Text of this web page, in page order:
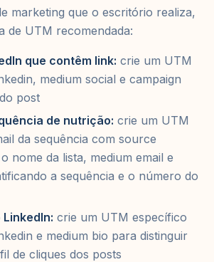
marketing que o escritório realiza,
de UTM recomendada:
que contêm link: crie um UTM
medium social e campaign
post
de nutrição: crie um UTM
da sequência com source
nome da lista, medium email e
a sequência e o número do
LinkedIn: crie um UTM específico
e medium bio para distinguir
de cliques dos posts